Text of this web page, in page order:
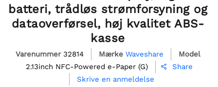
batteri, trådløs strømforsyning og
dataoverførsel, høj kvalitet ABS-
kasse
Varenummer 32814 Mærke Waveshare
Model
2.13inch NFC-Powered e-Paper (G)

Share
Skrive en anmeldelse